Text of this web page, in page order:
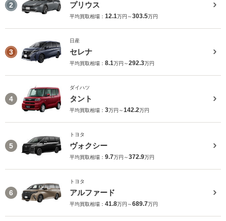
2 プリウス
平均買取相場： 12.1万円～303.5万円
3
日産
セレナ
平均買取相場： 8.1万円～292.3万円
4
ダイハツ
タント
平均買取相場： 3万円～142.2万円
5
トヨタ
ヴォクシー
平均買取相場： 9.7万円～372.9万円
6
トヨタ
アルファード
平均買取相場： 41.8万円～689.7万円